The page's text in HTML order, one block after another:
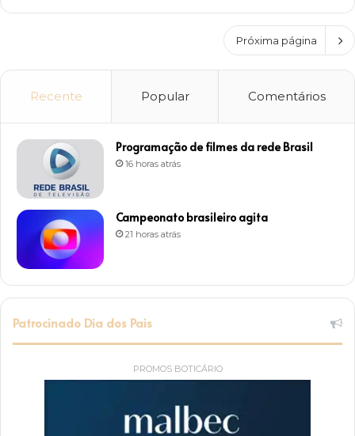
Próxima página
Recente Popular Comentários
Programação de filmes da rede Brasil
16 horas atrás
Campeonato brasileiro agita
21 horas atrás
Patrocinado Dia dos Pais
PROMOS BOTICÁRIO